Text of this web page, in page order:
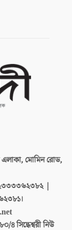
এলাকা, মোমিন রোড,
|
৪ সিদ্ধেশ্বরী নিউ